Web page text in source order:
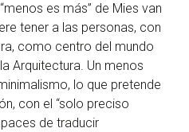
es más” de Mies van
tener a las personas, con
como centro del mundo
Arquitectura. Un menos
lo que pretende
con el “solo preciso
de traducir